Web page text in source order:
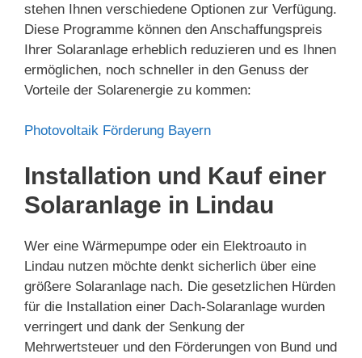
stehen Ihnen verschiedene Optionen zur Verfügung.
Diese Programme können den Anschaffungspreis
Ihrer Solaranlage erheblich reduzieren und es Ihnen
ermöglichen, noch schneller in den Genuss der
Vorteile der Solarenergie zu kommen:
Photovoltaik Förderung Bayern
Installation und Kauf einer
Solaranlage in Lindau
Wer eine Wärmepumpe oder ein Elektroauto in
Lindau nutzen möchte denkt sicherlich über eine
größere Solaranlage nach. Die gesetzlichen Hürden
für die Installation einer Dach-Solaranlage wurden
verringert und dank der Senkung der
Mehrwertsteuer und den Förderungen von Bund und